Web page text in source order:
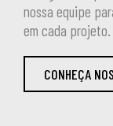
nossa equipe
em cada projeto.
CONHEÇA